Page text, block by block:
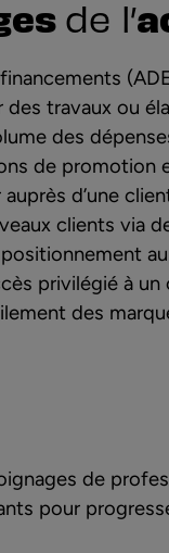
de l’
des travaux ou
des
de
d’une
clients via
privilégié à
des
de
pour